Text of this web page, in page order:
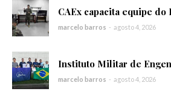
CAEx capacita equipe do
marcelo barros - agosto 4, 2026
Instituto Militar de
marcelo barros - agosto 4, 2026